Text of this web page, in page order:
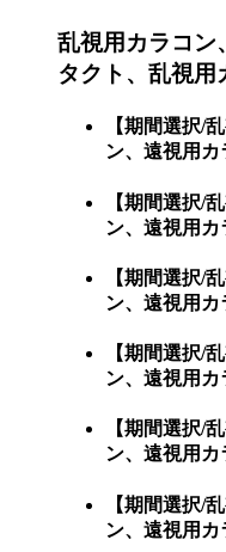
乱視用カラコン
タクト、乱視用
【期間選択/
ン、遠視用
【期間選択/
ン、遠視用
【期間選択/
ン、遠視用
【期間選択/
ン、遠視用
【期間選択/
ン、遠視用
【期間選択/
ン、遠視用